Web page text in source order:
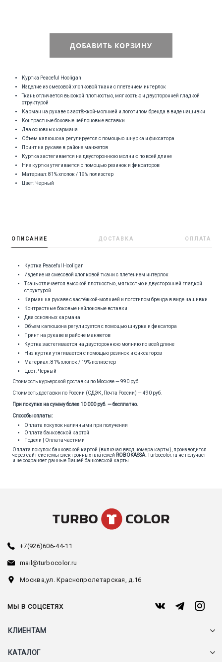
ДОБАВИТЬ КОРЗИНУ
Куртка Peaceful Hooligan
Изделие из смесовой хлопковой ткани с плетением интерлок
Ткань отличается высокой плотностью, мягкостью и двусторонней гладкой
структурой
Карман на рукаве с застёжкой-молнией и логотипом бренда в виде нашивки
Контрастные боковые нейлоновые вставки
Два основных кармана
Объем капюшона регулируется с помощью шнурка и фиксатора
Принт на рукаве в районе манжетов
Куртка застегивается на двустороннюю молнию по всей длине
Низ куртки утягивается с помощью резинок и фиксаторов
Материал: 81% хлопок / 19% полиэстер
Цвет: Черный
ОПИСАНИЕ ДОСТАВКА ОПЛАТА
Куртка Peaceful Hooligan
Изделие из смесовой хлопковой ткани с плетением интерлок
Ткань отличается высокой плотностью, мягкостью и двусторонней гладкой
структурой
Карман на рукаве с застёжкой-молнией и логотипом бренда в виде нашивки
Контрастные боковые нейлоновые вставки
Два основных кармана
Объем капюшона регулируется с помощью шнурка и фиксатора
Принт на рукаве в районе манжетов
Куртка застегивается на двустороннюю молнию по всей длине
Низ куртки утягивается с помощью резинок и фиксаторов
Материал: 81% хлопок / 19% полиэстер
Цвет: Черный
Стоимость курьерской доставки по Москве — 990 руб.
Стоимость доставки по России (СДЭК, Почта России) — 490 руб.
При покупке на сумму более 10 000 руб. — бесплатно.
Способы оплаты:
Оплата покупок наличными при получении
Оплата банковской картой
Подели | Оплата частями
Оплата покупок банковской картой (включая ввод номера карты), производится
через сайт системы электронных платежей ROBOKASSA.Turbocolor.ru не получает
и не сохраняет данные Вашей банковской карты
+7(926)606-44-11
mail@turbocolor.ru
Москва,ул. Краснопролетарская, д.16
МЫ В СОЦСЕТЯХ
КЛИЕНТАМ
КАТАЛОГ